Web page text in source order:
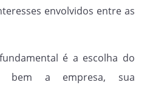
envolvidos entre as
é a escolha do
bem a empresa, sua